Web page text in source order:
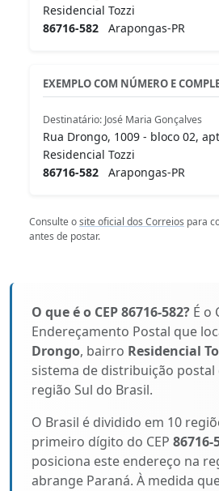
Residencial Tozzi
86716-582 Arapongas-PR
EXEMPLO COM NÚMERO E
Destinatário: José Maria Gonçalves
Rua Drongo, 1009 - bloco 02,
Residencial Tozzi
86716-582 Arapongas-PR
Consulte osite oficial dos Correios para
antes de postar.
O que é o CEP 86716-582? É o
Endereçamento Postal que
Drongo, bairro Residencial
sistema de distribuição postal
região Sul do Brasil.
O Brasil é dividido em 10
primeiro dígito do CEP 86716-
posiciona este endereço na
abrange Paraná. À medida